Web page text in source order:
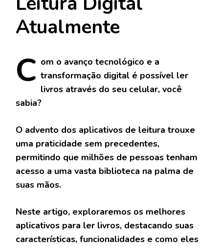
Atualmente
C om o avanço tecnológico e a
transformação digital é possível ler
livros através do seu celular, você
sabia?
O advento dos aplicativos de leitura trouxe
uma praticidade sem precedentes,
permitindo que milhões de pessoas tenham
acesso a uma vasta biblioteca na palma de
suas mãos.
Neste artigo, exploraremos os melhores
aplicativos para ler livros, destacando suas
características, funcionalidades e como eles